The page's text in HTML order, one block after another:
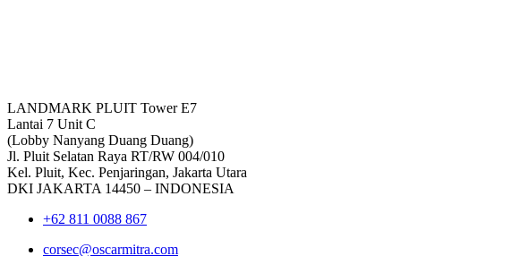
LANDMARK PLUIT Tower E7
Lantai 7 Unit C
(Lobby Nanyang Duang Duang)
Jl. Pluit Selatan Raya RT/RW 004/010
Kel. Pluit, Kec. Penjaringan, Jakarta Utara
DKI JAKARTA 14450 – INDONESIA
+62 811 0088 867
corsec@oscarmitra.com